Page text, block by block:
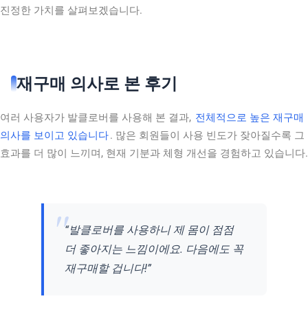
진정한 가치를 살펴보겠습니다.
재구매 의사로 본 후기
여러 사용자가 발클로버를 사용해 본 결과, 전체적으로 높은 재구매
의사를 보이고 있습니다. 많은 회원들이 사용 빈도가 잦아질수록 그
효과를 더 많이 느끼며, 현재 기분과 체형 개선을 경험하고 있습니다.
“발클로버를 사용하니 제 몸이 점점
더 좋아지는 느낌이에요. 다음에도 꼭
재구매할 겁니다!”